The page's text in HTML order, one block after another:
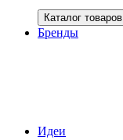
Каталог товаров
Бренды
Идеи